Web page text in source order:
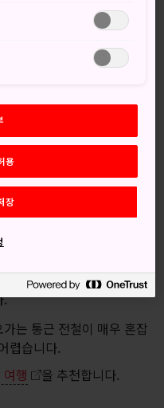
어떻게 되나
방법을 아래와 같습니다.
Japan Travel by
요.
지에서도 찾아볼 수 있습
언제인가요?
리고 오후 5시 30분부터
.
는 통근 전철이 매우 혼잡
렵습니다.
행 을 추천합니다.
용
장